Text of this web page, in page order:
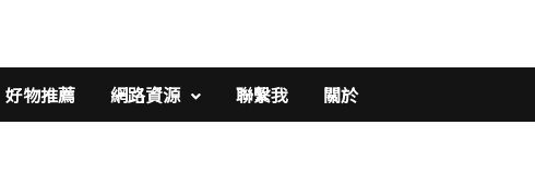
好物推薦 網路資源 聯繫我 關於